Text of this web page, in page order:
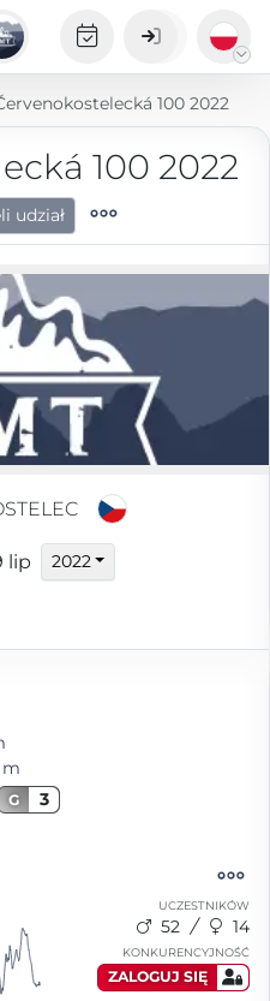
100 2022
100 2022
udział
lip 2022
m
G 3
UCZESTNIKÓW
52 14
KONKURENCYJNOŚĆ
ZALOGUJ SIĘ